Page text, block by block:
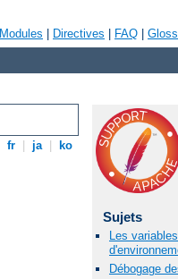
Modules Directives FAQ
fr ja ko
Sujets
Les variables
Débogage